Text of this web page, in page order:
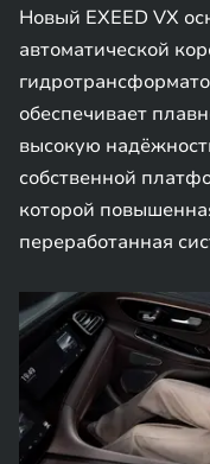
Новый EXEED VX
автоматической
обеспечивает
высокую
собственной
которой
переработанная